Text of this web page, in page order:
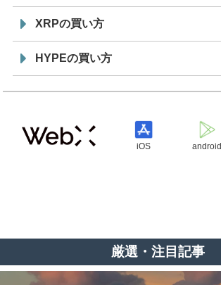
XRPの買い方
HYPEの買い方
iOS android
厳選・注目記事